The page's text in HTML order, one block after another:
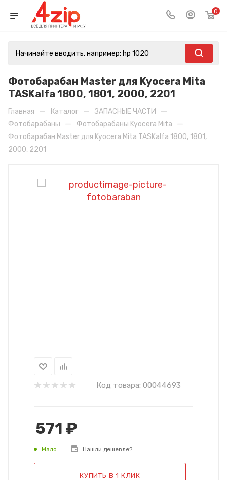
0
Фотобарабан Master для Kyocera Mita
TASKalfa 1800, 1801, 2000, 2201
Главная — Каталог — ЗАПАСНЫЕ ЧАСТИ —
Фотобарабаны — Фотобарабаны Kyocera Mita —
Фотобарабан Master для Kyocera Mita TASKalfa 1800, 1801,
2000, 2201
Код товара: 00044693
571 ₽
Мало Нашли дешевле?
КУПИТЬ В 1 КЛИК